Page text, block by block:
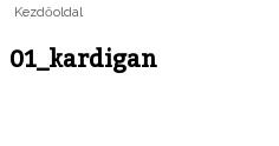
Kezdőoldal
01_kardigan